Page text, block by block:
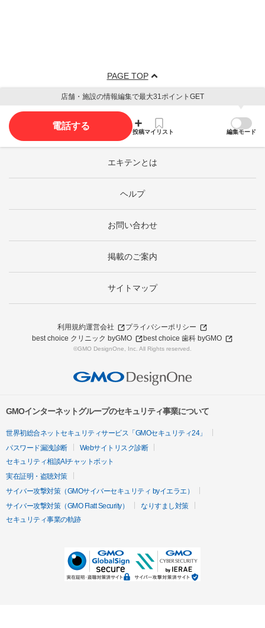
PAGE TOP
店舗・施設の情報編集で最大31ポイントGET
電話する
投稿マイリスト 編集モード
エキテンとは
ヘルプ
お問い合わせ
掲載のご案内
サイトマップ
利用規約運営会社
プライバシーポリシー
best choice クリニック byGMO
best choice 歯科 byGMO
©GMO DesignOne, Inc. All Rights reserved.
GMOインターネットグループのセキュリティ事業について
世界初総合ネットセキュリティサービス「GMOセキュリティ24」
パスワード漏洩診断
Webサイトリスク診断
セキュリティ相談AIチャットボット
実在証明・盗聴対策
サイバー攻撃対策（GMOサイバーセキュリティ byイエラエ）
サイバー攻撃対策（GMO Flatt Security）
なりすまし対策
セキュリティ事業の軌跡